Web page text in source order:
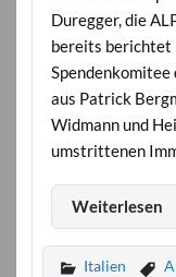
Duregger, die
bereits berichtet
Spendenkomitee
aus Patrick
Widmann und
umstrittenen
Weiterlesen
Italien